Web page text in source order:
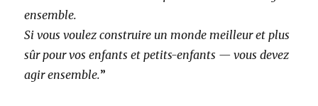
ensemble.
Si vous voulez construire un monde meilleur et plus
sûr pour vos enfants et petits-enfants — vous devez
agir ensemble.”